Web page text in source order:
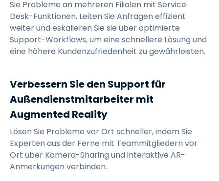
Sie Probleme an mehreren Filialen mit Service
Desk-Funktionen. Leiten Sie Anfragen effizient
weiter und eskalieren Sie sie über optimierte
Support-Workflows, um eine schnellere Lösung und
eine höhere Kundenzufriedenheit zu gewährleisten.
Verbessern Sie den Support für
Außendienstmitarbeiter mit
Augmented Reality
Lösen Sie Probleme vor Ort schneller, indem Sie
Experten aus der Ferne mit Teammitgliedern vor
Ort über Kamera-Sharing und interaktive AR-
Anmerkungen verbinden.